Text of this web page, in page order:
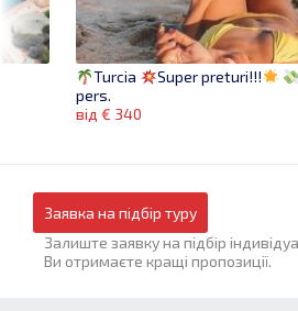
Turcia Super preturi!!!
pers.
від € 340
Заявка на підбір туру
Залиште заявку на підбір
Ви отримаєте кращі пропозиції.